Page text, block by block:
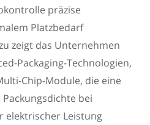
präzise
Platzbedarf
zeigt das Unternehmen
Packaging-Technologien,
Chip-Module, die eine
bei
elektrischer Leistung